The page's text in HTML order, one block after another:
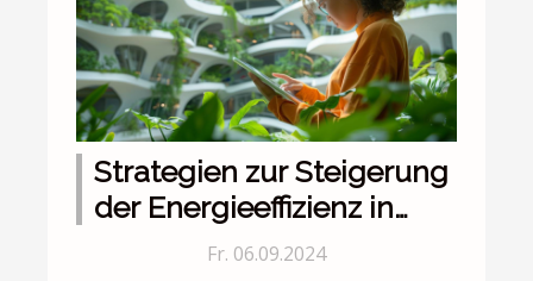
Strategien zur Steigerung
der Energieeffizienz in
Blockchain-Netzwerken
Fr. 06.09.2024